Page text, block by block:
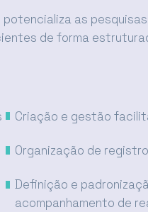
as
de forma
Criação e gestão
Organização de
Definição e
acompanhamento de